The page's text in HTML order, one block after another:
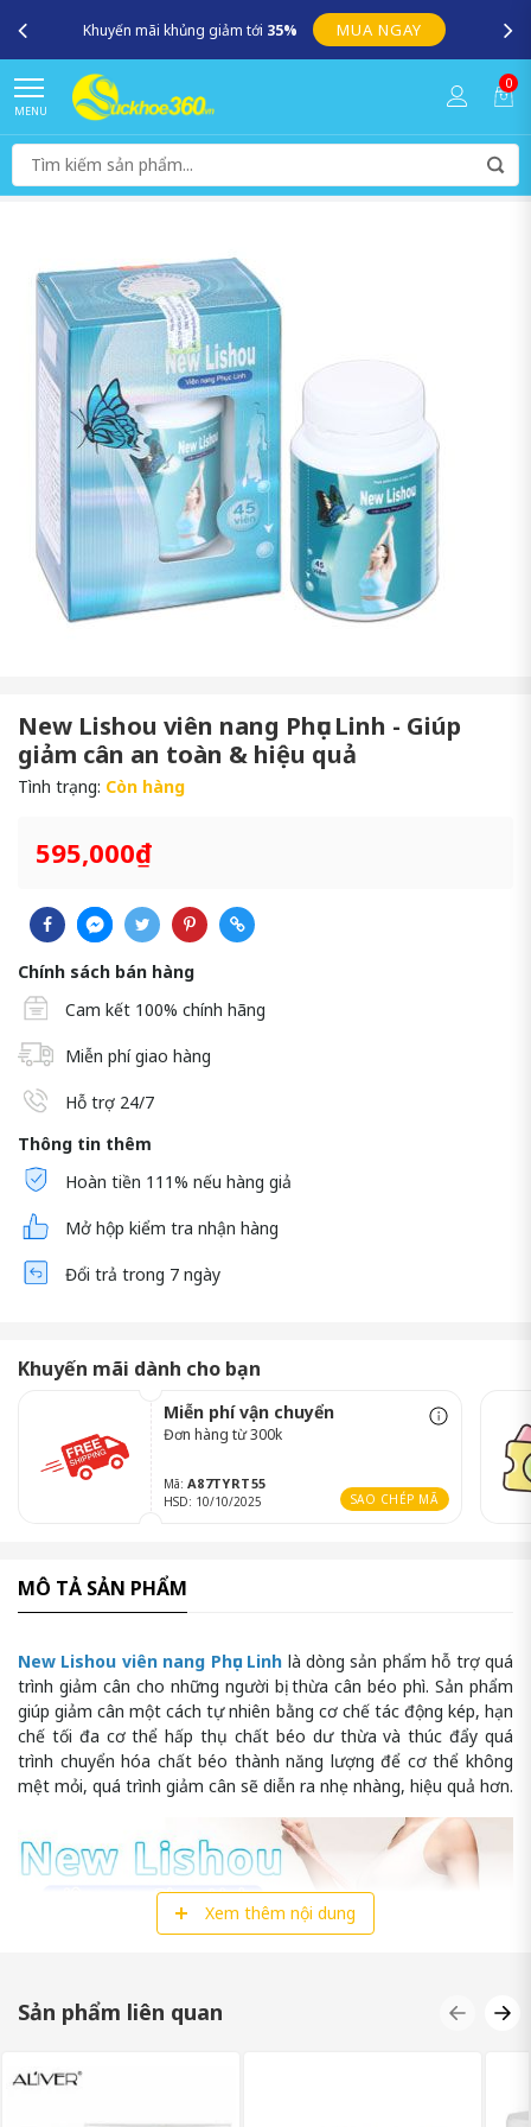
Khuyến mãi khủng giảm tới 35% MUA NGAY
MENU
0
New Lishou viên nang Phục Linh - Giúp
giảm cân an toàn & hiệu quả
Tình trạng: Còn hàng
595,000₫
Chính sách bán hàng
Cam kết 100% chính hãng
Miễn phí giao hàng
Hỗ trợ 24/7
Thông tin thêm
Hoàn tiền 111% nếu hàng giả
Mở hộp kiểm tra nhận hàng
Đổi trả trong 7 ngày
Khuyến mãi dành cho bạn
Miễn phí vận chuyển
Đơn hàng từ 300k
Mã: A87TYRT55
HSD: 10/10/2025 SAO CHÉP MÃ
MÔ TẢ SẢN PHẨM
New Lishou viên nang Phục Linh là dòng sản phẩm hỗ trợ quá
trình giảm cân cho những người bị thừa cân béo phì. Sản phẩm
giúp giảm cân một cách tự nhiên bằng cơ chế tác động kép, hạn
chế tối đa cơ thể hấp thụ chất béo dư thừa và thúc đẩy quá
trình chuyển hóa chất béo thành năng lượng để cơ thể không
mệt mỏi, quá trình giảm cân sẽ diễn ra nhẹ nhàng, hiệu quả hơn.
Xem thêm nội dung
Sản phẩm liên quan